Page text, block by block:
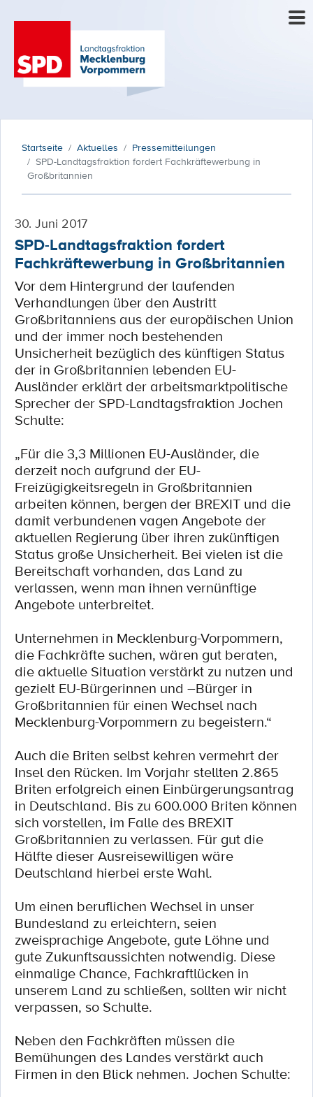
Startseite Aktuelles
Pressemitteilungen
SPD-Landtagsfraktion fordert Fachkräftewerbung in
Großbritannien
30. Juni 2017
SPD-Landtagsfraktion fordert
Fachkräftewerbung in Großbritannien
Vor dem Hintergrund der laufenden
Verhandlungen über den Austritt
Großbritanniens aus der europäischen Union
und der immer noch bestehenden
Unsicherheit bezüglich des künftigen Status
der in Großbritannien lebenden EU-
Ausländer erklärt der arbeitsmarktpolitische
Sprecher der SPD-Landtagsfraktion Jochen
Schulte:
„Für die 3,3 Millionen EU-Ausländer, die
derzeit noch aufgrund der EU-
Freizügigkeitsregeln in Großbritannien
arbeiten können, bergen der BREXIT und die
damit verbundenen vagen Angebote der
aktuellen Regierung über ihren zukünftigen
Status große Unsicherheit. Bei vielen ist die
Bereitschaft vorhanden, das Land zu
verlassen, wenn man ihnen vernünftige
Angebote unterbreitet.
Unternehmen in Mecklenburg-Vorpommern,
die Fachkräfte suchen, wären gut beraten,
die aktuelle Situation verstärkt zu nutzen und
gezielt EU-Bürgerinnen und –Bürger in
Großbritannien für einen Wechsel nach
Mecklenburg-Vorpommern zu begeistern.“
Auch die Briten selbst kehren vermehrt der
Insel den Rücken. Im Vorjahr stellten 2.865
Briten erfolgreich einen Einbürgerungsantrag
in Deutschland. Bis zu 600.000 Briten können
sich vorstellen, im Falle des BREXIT
Großbritannien zu verlassen. Für gut die
Hälfte dieser Ausreisewilligen wäre
Deutschland hierbei erste Wahl.
Um einen beruflichen Wechsel in unser
Bundesland zu erleichtern, seien
zweisprachige Angebote, gute Löhne und
gute Zukunftsaussichten notwendig. Diese
einmalige Chance, Fachkraftlücken in
unserem Land zu schließen, sollten wir nicht
verpassen, so Schulte.
Neben den Fachkräften müssen die
Bemühungen des Landes verstärkt auch
Firmen in den Blick nehmen. Jochen Schulte: